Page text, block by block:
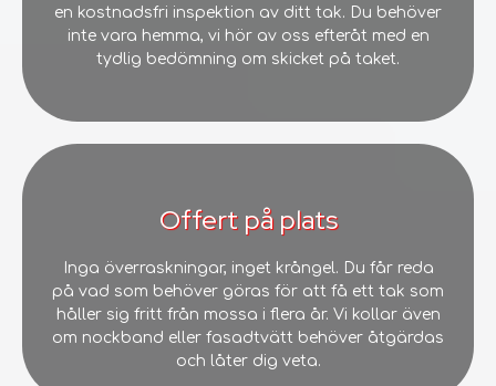
en kostnadsfri inspektion av ditt tak. Du behöver
inte vara hemma, vi hör av oss efteråt med en
tydlig bedömning om skicket på taket.
Offert på plats
Inga överraskningar, inget krångel. Du får reda
på vad som behöver göras för att få ett tak som
håller sig fritt från mossa i flera år. Vi kollar även
om nockband eller fasadtvätt behöver åtgärdas
och låter dig veta.